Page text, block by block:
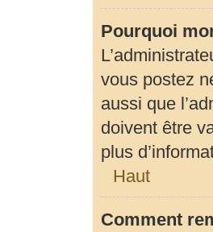
Pourquoi
vous postez
aussi que
doivent être
plus
Haut
Comment